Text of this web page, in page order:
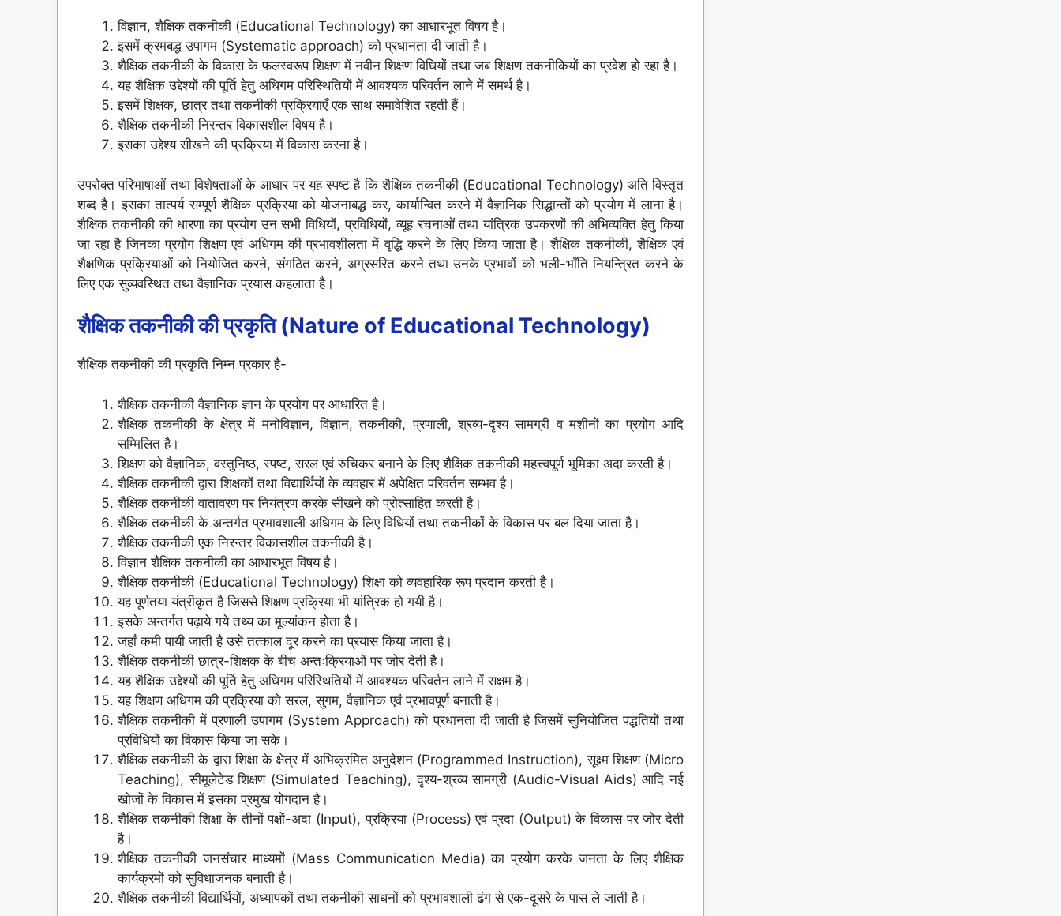
विज्ञान, शैक्षिक तकनीकी (Educational Technology) का आधारभूत विषय है।
इसमें क्रमबद्ध उपागम (Systematic approach) को प्रधानता दी जाती है।
शैक्षिक तकनीकी के विकास के फलस्वरूप शिक्षण में नवीन शिक्षण विधियों तथा जब शिक्षण तकनीकियों का प्रवेश हो रहा है।
यह शैक्षिक उद्देश्यों की पूर्ति हेतु अधिगम परिस्थितियों में आवश्यक परिवर्तन लाने में समर्थ है।
इसमें शिक्षक, छात्र तथा तकनीकी प्रक्रियाएँ एक साथ समावेशित रहती हैं।
शैक्षिक तकनीकी निरन्तर विकासशील विषय है।
इसका उद्देश्य सीखने की प्रक्रिया में विकास करना है।
उपरोक्त परिभाषाओं तथा विशेषताओं के आधार पर यह स्पष्ट है कि शैक्षिक तकनीकी (Educational Technology) अति विस्तृत
शब्द है। इसका तात्पर्य सम्पूर्ण शैक्षिक प्रक्रिया को योजनाबद्ध कर, कार्यान्वित करने में वैज्ञानिक सिद्धान्तों को प्रयोग में लाना है।
शैक्षिक तकनीकी की धारणा का प्रयोग उन सभी विधियों, प्रविधियों, व्यूह रचनाओं तथा यांत्रिक उपकरणों की अभिव्यक्ति हेतु किया
जा रहा है जिनका प्रयोग शिक्षण एवं अधिगम की प्रभावशीलता में वृद्धि करने के लिए किया जाता है। शैक्षिक तकनीकी, शैक्षिक एवं
शैक्षणिक प्रक्रियाओं को नियोजित करने, संगठित करने, अग्रसरित करने तथा उनके प्रभावों को भली-भाँति नियन्त्रित करने के
लिए एक सुव्यवस्थित तथा वैज्ञानिक प्रयास कहलाता है।
शैक्षिक तकनीकी की प्रकृति(Nature of Educational Technology)
शैक्षिक तकनीकी की प्रकृति निम्न प्रकार है-
शैक्षिक तकनीकी वैज्ञानिक ज्ञान के प्रयोग पर आधारित है।
शैक्षिक तकनीकी के क्षेत्र में मनोविज्ञान, विज्ञान, तकनीकी, प्रणाली, श्रव्य-दृश्य सामग्री व मशीनों का प्रयोग आदि
सम्मिलित है।
शिक्षण को वैज्ञानिक, वस्तुनिष्ठ, स्पष्ट, सरल एवं रुचिकर बनाने के लिए शैक्षिक तकनीकी महत्त्वपूर्ण भूमिका अदा करती है।
शैक्षिक तकनीकी द्वारा शिक्षकों तथा विद्यार्थियों के व्यवहार में अपेक्षित परिवर्तन सम्भव है।
शैक्षिक तकनीकी वातावरण पर नियंत्रण करके सीखने को प्रोत्साहित करती है।
शैक्षिक तकनीकी के अन्तर्गत प्रभावशाली अधिगम के लिए विधियों तथा तकनीकों के विकास पर बल दिया जाता है।
शैक्षिक तकनीकी एक निरन्तर विकासशील तकनीकी है।
विज्ञान शैक्षिक तकनीकी का आधारभूत विषय है।
शैक्षिक तकनीकी (Educational Technology) शिक्षा को व्यवहारिक रूप प्रदान करती है।
यह पूर्णतया यंत्रीकृत है जिससे शिक्षण प्रक्रिया भी यांत्रिक हो गयी है।
इसके अन्तर्गत पढ़ाये गये तथ्य का मूल्यांकन होता है।
जहाँ कमी पायी जाती है उसे तत्काल दूर करने का प्रयास किया जाता है।
शैक्षिक तकनीकी छात्र-शिक्षक के बीच अन्तःक्रियाओं पर जोर देती है।
यह शैक्षिक उद्देश्यों की पूर्ति हेतु अधिगम परिस्थितियों में आवश्यक परिवर्तन लाने में सक्षम है।
यह शिक्षण अधिगम की प्रक्रिया को सरल, सुगम, वैज्ञानिक एवं प्रभावपूर्ण बनाती है।
शैक्षिक तकनीकी में प्रणाली उपागम (System Approach) को प्रधानता दी जाती है जिसमें सुनियोजित पद्धतियों तथा
प्रविधियों का विकास किया जा सके।
शैक्षिक तकनीकी के द्वारा शिक्षा के क्षेत्र में अभिक्रमित अनुदेशन (Programmed Instruction), सूक्ष्म शिक्षण (Micro
Teaching), सीमूलेटेड शिक्षण (Simulated Teaching), दृश्य-श्रव्य सामग्री (Audio-Visual Aids) आदि नई
खोजों के विकास में इसका प्रमुख योगदान है।
शैक्षिक तकनीकी शिक्षा के तीनों पक्षों-अदा (Input), प्रक्रिया (Process) एवं प्रदा (Output) के विकास पर जोर देती
है।
शैक्षिक तकनीकी जनसंचार माध्यमों (Mass Communication Media) का प्रयोग करके जनता के लिए शैक्षिक
कार्यक्रमों को सुविधाजनक बनाती है।
शैक्षिक तकनीकी विद्यार्थियों, अध्यापकों तथा तकनीकी साधनों को प्रभावशाली ढंग से एक-दूसरे के पास ले जाती है।